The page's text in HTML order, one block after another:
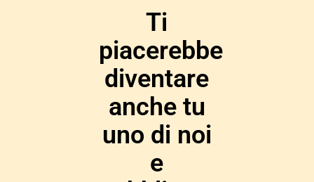
Ti
piacerebbe
diventare
anche tu
uno di noi
e